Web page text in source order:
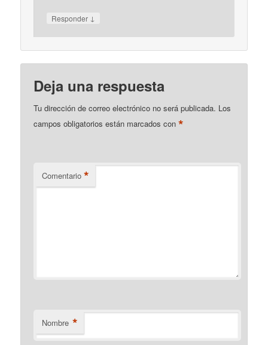
Responder ↓
Deja una respuesta
Tu dirección de correo electrónico no será publicada. Los
campos obligatorios están marcados con*
Comentario *
Nombre *